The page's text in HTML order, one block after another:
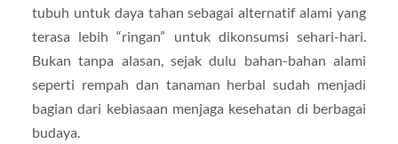
tubuh untuk daya tahan sebagai alternatif alami yang
terasa lebih “ringan” untuk dikonsumsi sehari-hari.
Bukan tanpa alasan, sejak dulu bahan-bahan alami
seperti rempah dan tanaman herbal sudah menjadi
bagian dari kebiasaan menjaga kesehatan di berbagai
budaya.